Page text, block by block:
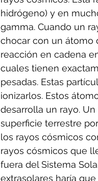
hidrógeno) y en
gamma. Cuando un
chocar con un átomo
reacción en cadena
cuales tienen
pesadas. Estas
ionizarlos. Estos
desarrolla un rayo.
superficie terrestre
los rayos cósmicos
rayos cósmicos que
fuera del Sistema
extrasolares haría